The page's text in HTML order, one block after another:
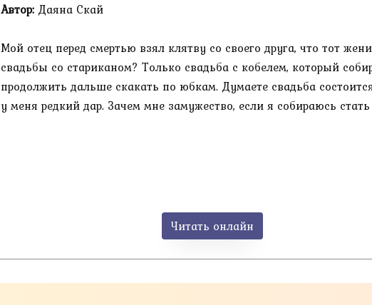
Автор:Даяна Скай
Мой отец перед смертью взял клятву со своего друга, что тот
свадьбы со стариканом? Только свадьба с кобелем, который
продолжить дальше скакать по юбкам. Думаете свадьба
у меня редкий дар. Зачем мне замужество, если я собираюсь
Читать онлайн